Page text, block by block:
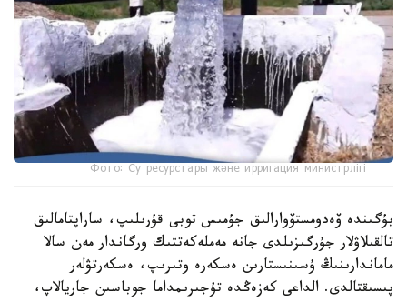
Фото: Су ресурстары және ирригация министрлігі
بۇگىندە ۆەدومستۆوارالىق جۇمىس توبى قۇرىلىپ، ساراپتامالىق
تالقىلاۋلار جۇرگىزىلدى جانە مەملەكەتتىك ورگاندار مەن سالا
ماماندارىنىڭ ۇسىنىستارىن ەسكەرە وتىرىپ، ەسكەرتۋلەر
پىسىقتالدى. الداعى كەزەڭدە تۇجىرىمداما جوباسىن جاريالاپ،